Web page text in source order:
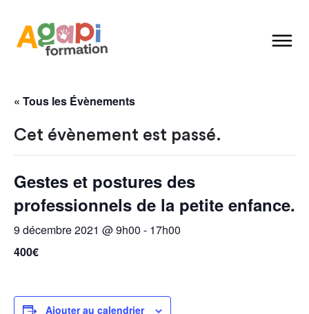
« Tous les Évènements
Cet évènement est passé.
Gestes et postures des
professionnels de la petite enfance.
9 décembre 2021 @ 9h00 - 17h00
400€
Ajouter au calendrier